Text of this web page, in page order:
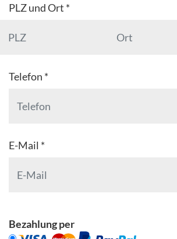
PLZ und Ort *
Telefon *
E-Mail *
Bezahlung per